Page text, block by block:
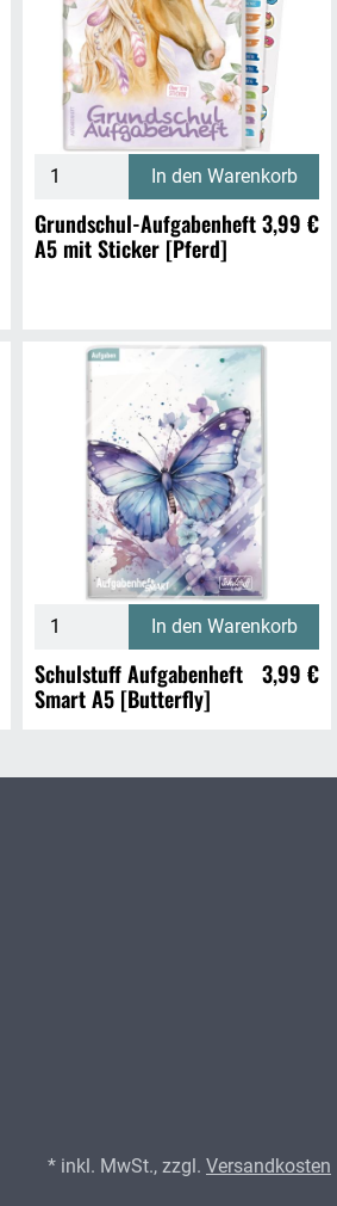
In den Warenkorb
Grundschul-Aufgabenheft
A5 mit Sticker [Pferd]
3,99 €
In den Warenkorb
Schulstuff Aufgabenheft
Smart A5 [Butterfly]
3,99 €
* inkl. MwSt., zzgl. Versandkosten